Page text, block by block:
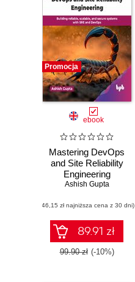
Promocja
ebook
Mastering DevOps
and Site Reliability
Engineering
Ashish Gupta
(46,15 zł najniższa cena z 30 dni)
89.91 zł
99.90 zł (-10%)